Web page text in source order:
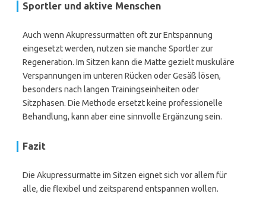
Sportler und aktive Menschen
Auch wenn Akupressurmatten oft zur Entspannung
eingesetzt werden, nutzen sie manche Sportler zur
Regeneration. Im Sitzen kann die Matte gezielt muskuläre
Verspannungen im unteren Rücken oder Gesäß lösen,
besonders nach langen Trainingseinheiten oder
Sitzphasen. Die Methode ersetzt keine professionelle
Behandlung, kann aber eine sinnvolle Ergänzung sein.
Fazit
Die Akupressurmatte im Sitzen eignet sich vor allem für
alle, die flexibel und zeitsparend entspannen wollen.